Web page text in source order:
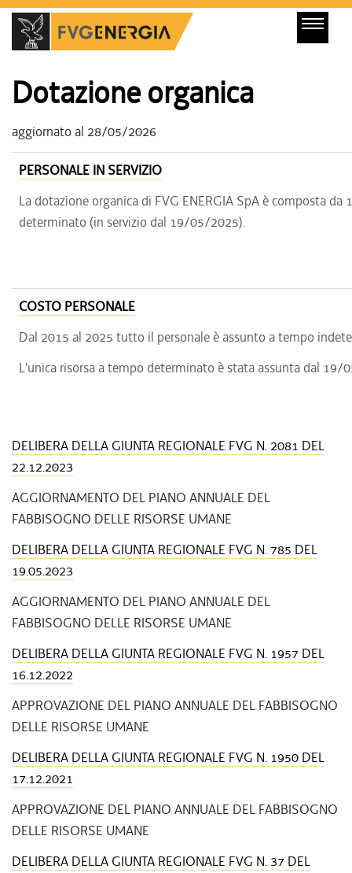
Dotazione organica
aggiornato al 28/05/2026
PERSONALE IN SERVIZIO
La dotazione organica di FVG ENERGIA SpA è composta
determinato (in servizio dal 19/05/2025).
COSTO PERSONALE
Dal 2015 al 2025 tutto il personale è assunto a tempo
L'unica risorsa a tempo determinato è stata assunta dal 19/
DELIBERA DELLA GIUNTA REGIONALE FVG N. 2081 DEL
22.12.2023
AGGIORNAMENTO DEL PIANO ANNUALE DEL
FABBISOGNO DELLE RISORSE UMANE
DELIBERA DELLA GIUNTA REGIONALE FVG N. 785 DEL
19.05.2023
AGGIORNAMENTO DEL PIANO ANNUALE DEL
FABBISOGNO DELLE RISORSE UMANE
DELIBERA DELLA GIUNTA REGIONALE FVG N. 1957 DEL
16.12.2022
APPROVAZIONE DEL PIANO ANNUALE DEL FABBISOGNO
DELLE RISORSE UMANE
DELIBERA DELLA GIUNTA REGIONALE FVG N. 1950 DEL
17.12.2021
APPROVAZIONE DEL PIANO ANNUALE DEL FABBISOGNO
DELLE RISORSE UMANE
DELIBERA DELLA GIUNTA REGIONALE FVG N. 37 DEL